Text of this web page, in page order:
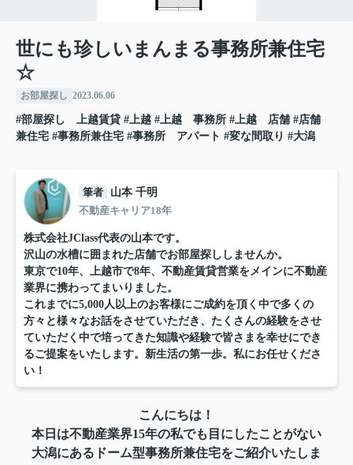
世にも珍しいまんまる事務所兼住宅
☆
お部屋探し 2023.06.06
#部屋探し 上越賃貸 #上越 #上越 事務所 #上越 店舗 #店舗
兼住宅 #事務所兼住宅 #事務所 アパート #変な間取り #大潟
筆者
山本 千明
不動産キャリア18年
株式会社JClass代表の山本です。
沢山の水槽に囲まれた店舗でお部屋探ししませんか。
東京で10年、上越市で8年、不動産賃貸営業をメインに不動産
業界に携わってまいりました。
これまでに5,000人以上のお客様にご成約を頂く中で多くの
方々と様々なお話をさせていただき、たくさんの経験をさせ
ていただく中で培ってきた知識や経験で皆さまを幸せにでき
るご提案をいたします。新生活の第一歩。私にお任せくださ
い！
こんにちは！
本日は不動産業界15年の私でも目にしたことがない
大潟にあるドーム型事務所兼住宅をご紹介いたしま